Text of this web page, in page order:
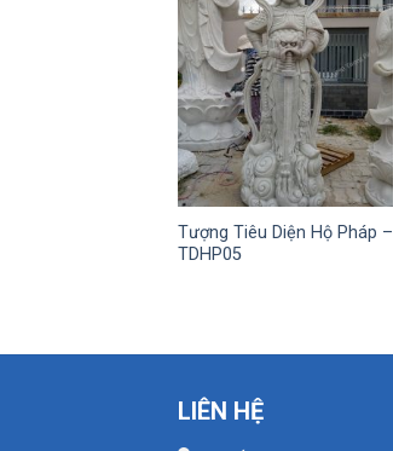
Tượng Tiêu Diện Hộ Pháp –
TDHP05
LIÊN HỆ